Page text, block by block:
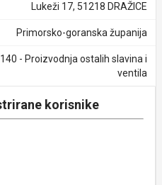
Lukeži 17, 51218 DRAŽICE
Primorsko-goranska županija
- Proizvodnja ostalih slavina i
ventila
korisnike